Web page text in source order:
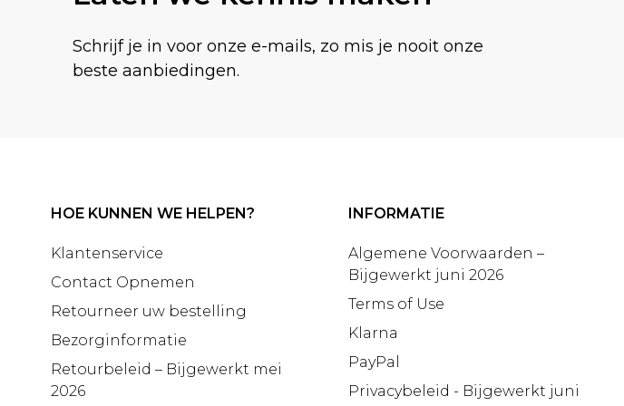
Schrijf je in voor onze e-mails, zo mis je nooit onze
beste aanbiedingen.
HOE KUNNEN WE HELPEN?
Klantenservice
Contact Opnemen
Retourneer uw bestelling
Bezorginformatie
Retourbeleid – Bijgewerkt mei
2026
INFORMATIE
Algemene Voorwaarden –
Bijgewerkt juni 2026
Terms of Use
Klarna
PayPal
Privacybeleid - Bijgewerkt juni